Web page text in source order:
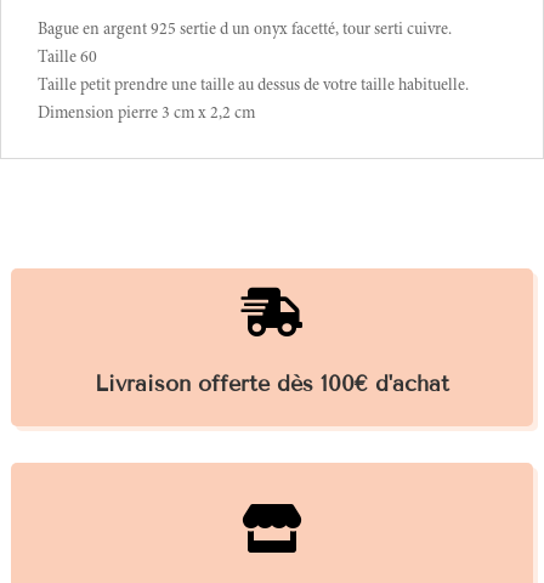
Bague en argent 925 sertie d un onyx facetté, tour serti cuivre.
Taille 60
Taille petit prendre une taille au dessus de votre taille habituelle.
Dimension pierre 3 cm x 2,2 cm

Livraison offerte dès 100€ d'achat
